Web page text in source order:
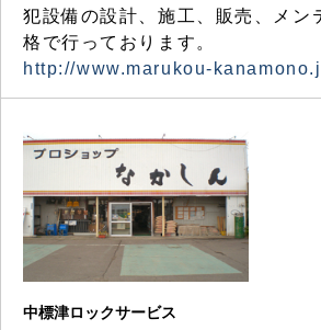
犯設備の設計、施工、販売、メン
格で行っております。
http://www.marukou-
中標津ロックサービス